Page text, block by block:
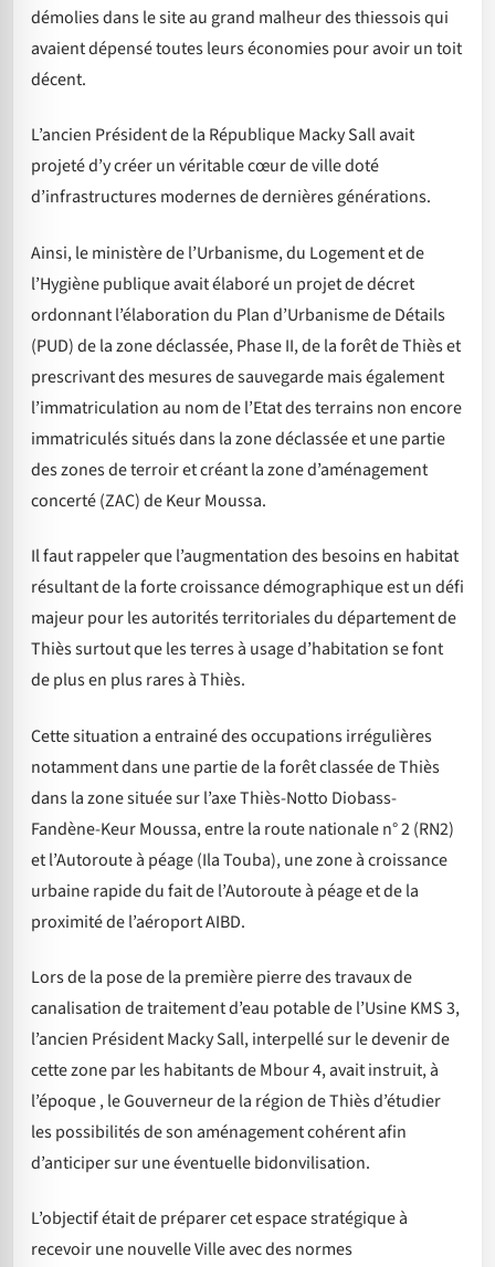
démolies dans le site au grand malheur des thiessois qui
avaient dépensé toutes leurs économies pour avoir un toit
décent.
L’ancien Président de la République Macky Sall avait
projeté d’y créer un véritable cœur de ville doté
d’infrastructures modernes de dernières générations.
Ainsi, le ministère de l’Urbanisme, du Logement et de
l’Hygiène publique avait élaboré un projet de décret
ordonnant l’élaboration du Plan d’Urbanisme de Détails
(PUD) de la zone déclassée, Phase II, de la forêt de Thiès et
prescrivant des mesures de sauvegarde mais également
l’immatriculation au nom de l’Etat des terrains non encore
immatriculés situés dans la zone déclassée et une partie
des zones de terroir et créant la zone d’aménagement
concerté (ZAC) de Keur Moussa.
Il faut rappeler que l’augmentation des besoins en habitat
résultant de la forte croissance démographique est un défi
majeur pour les autorités territoriales du département de
Thiès surtout que les terres à usage d’habitation se font
de plus en plus rares à Thiès.
Cette situation a entrainé des occupations irrégulières
notamment dans une partie de la forêt classée de Thiès
dans la zone située sur l’axe Thiès-Notto Diobass-
Fandène-Keur Moussa, entre la route nationale n° 2 (RN2)
et l’Autoroute à péage (Ila Touba), une zone à croissance
urbaine rapide du fait de l’Autoroute à péage et de la
proximité de l’aéroport AIBD.
Lors de la pose de la première pierre des travaux de
canalisation de traitement d’eau potable de l’Usine KMS 3,
l’ancien Président Macky Sall, interpellé sur le devenir de
cette zone par les habitants de Mbour 4, avait instruit, à
l’époque , le Gouverneur de la région de Thiès d’étudier
les possibilités de son aménagement cohérent afin
d’anticiper sur une éventuelle bidonvilisation.
L’objectif était de préparer cet espace stratégique à
recevoir une nouvelle Ville avec des normes